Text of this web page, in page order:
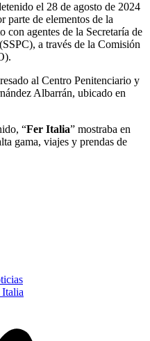
el 28 de agosto de 2024
de elementos de la
agentes de la Secretaría de
a través de la Comisión
al Centro Penitenciario y
Albarrán, ubicado en
“Fer Italia” mostraba en
gama, viajes y prendas de
Italia